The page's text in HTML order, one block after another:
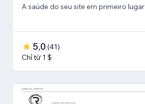
A saúde do seu site em primeiro lugar
5,0 (41)
Chỉ từ 1 $